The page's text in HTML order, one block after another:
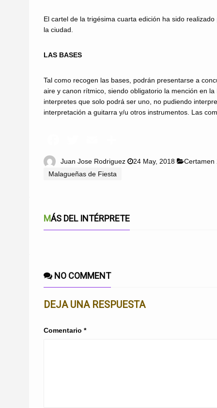
El cartel de la trigésima cuarta edición ha sido
la ciudad.
LAS BASES
Tal como recogen las bases, podrán presentarse a
aire y canon rítmico, siendo obligatorio la mención en
interpretes que solo podrá ser uno, no pudiendo
interpretación a guitarra y/u otros instrumentos. Las
Juan Jose Rodriguez 24 May, 2018
Certamen
Malagueñas de Fiesta
MÁS DEL INTÉRPRETE
NO COMMENT
DEJA UNA RESPUESTA
Comentario *